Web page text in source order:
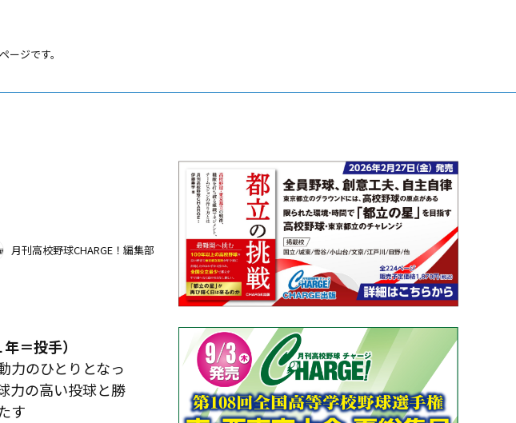
ジです。
月刊高校野球CHARGE！編集部
＝投手）
力のひとりとなっ
力の高い投球と勝
す